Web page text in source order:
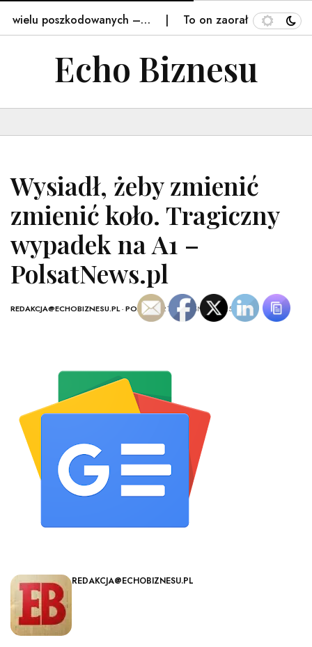
poszkodowanych –… To on zaorał świeżo
Echo Biznesu
Wysiadł, żeby zmienić
zmienić koło. Tragiczny
wypadek na A1 –
PolsatNews.pl
REDAKCJA@ECHOBIZNESU.PL-POLSKA - 21 WRZEŚNIA, 2025
REDAKCJA@ECHOBIZNESU.PL